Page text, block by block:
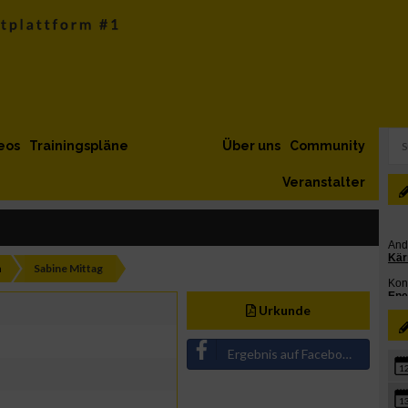
Trainingspläne Community
Über uns
Veranstalter
Sabine Mittag
Urkunde
Ergebnis auf Facebook teilen